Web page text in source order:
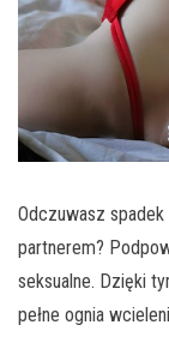
Odczuwasz
partnerem?
seksualne. Dzięki
pełne ognia